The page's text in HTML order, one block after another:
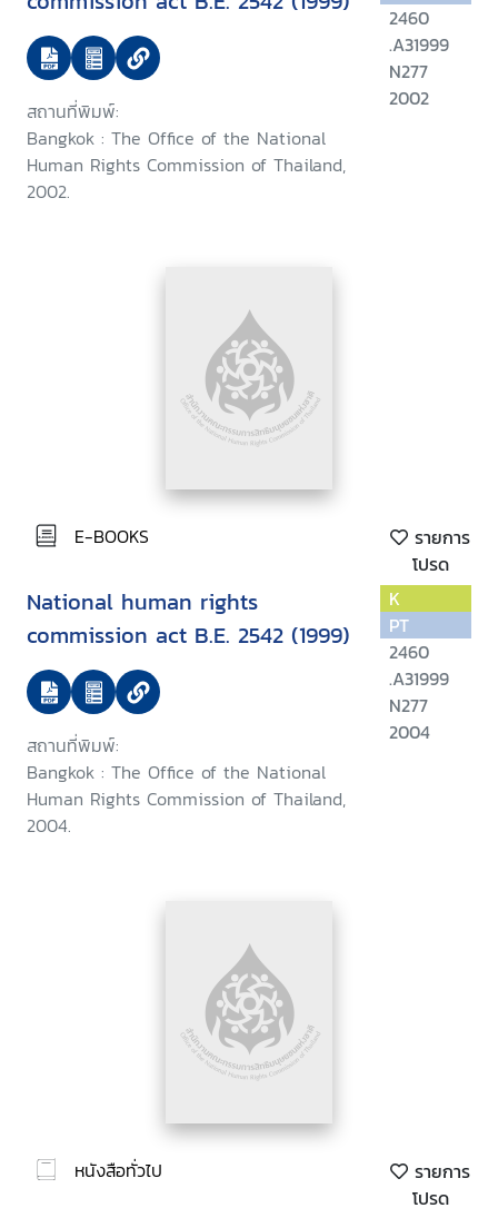
สถานที่พิมพ์:
Bangkok : The Office of the National
Human Rights Commission of Thailand,
2002.
2460
.A31999
N277
2002
E-BOOKS
รายการ
โปรด
National human rights
commission act B.E. 2542 (1999)
สถานที่พิมพ์:
Bangkok : The Office of the National
Human Rights Commission of Thailand,
2004.
K
PT
2460
.A31999
N277
2004
หนังสือทั่วไป
รายการ
โปรด